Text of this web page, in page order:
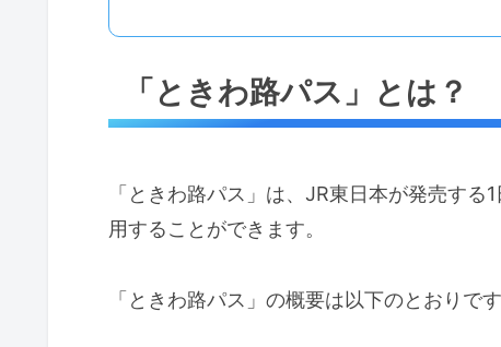
「ときわ路パス」とは？
「ときわ路パス」は、JR東日本が発売す
用することができます。
「ときわ路パス」の概要は以下のとおりです